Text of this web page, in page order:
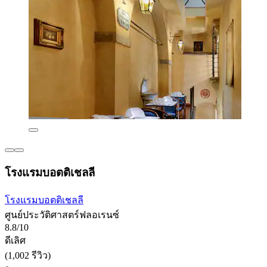
โรงแรมบอตติเชลลี
โรงแรมบอตติเชลลี
ศูนย์ประวัติศาสตร์ฟลอเรนซ์
8.8/10
ดีเลิศ
(1,002 รีวิว)